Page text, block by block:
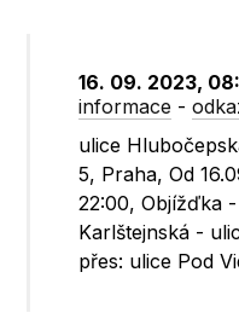
16. 09. 2023,
informace -
ulice
5, Praha, Od
22:00, Objížďka
Karlštejnská -
přes: ulice Pod